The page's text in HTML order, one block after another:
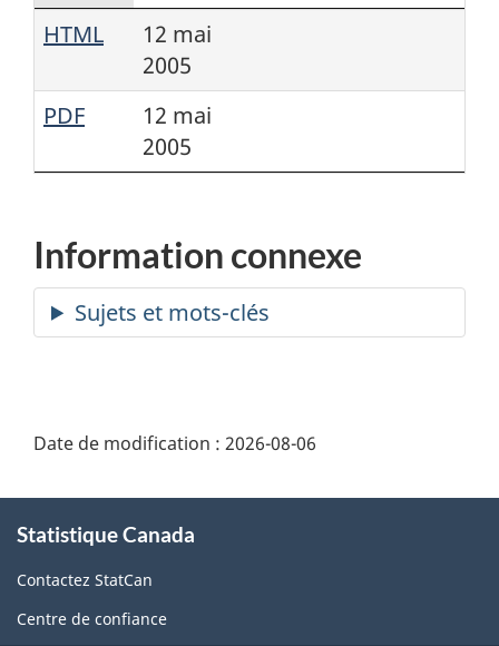
HTML
12 mai
2005
PDF
12 mai
2005
Information connexe
Date de modification : 2026-08-06
propos
de
ce
Statistique Canada
Contactez StatCan
Centre de confiance